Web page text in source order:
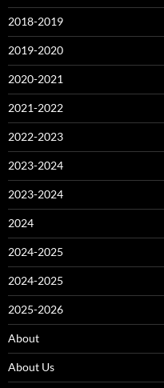
2018-2019
2019-2020
2020-2021
2021-2022
2022-2023
2023-2024
2023-2024
2024
2024-2025
2024-2025
2025-2026
About
About Us